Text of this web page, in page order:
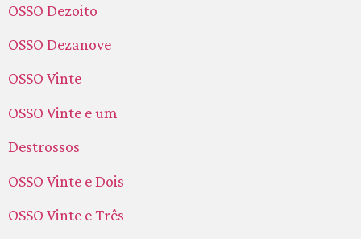
OSSO Dezoito
OSSO Dezanove
OSSO Vinte
OSSO Vinte e um
Destrossos
OSSO Vinte e Dois
OSSO Vinte e Três